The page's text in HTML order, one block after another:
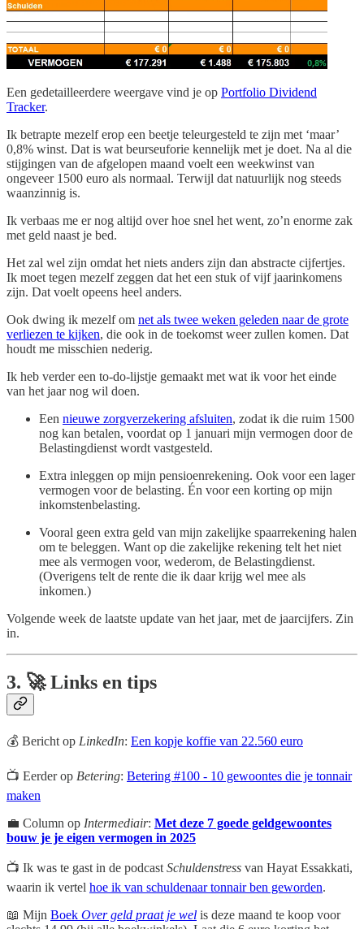
Een gedetailleerdere weergave vind je op Portfolio Dividend
Tracker.
Ik betrapte mezelf erop een beetje teleurgesteld te zijn met ‘maar’
0,8% winst. Dat is wat beurseuforie kennelijk met je doet. Na al die
stijgingen van de afgelopen maand voelt een weekwinst van
ongeveer 1500 euro als normaal. Terwijl dat natuurlijk nog steeds
waanzinnig is.
Ik verbaas me er nog altijd over hoe snel het went, zo’n enorme zak
met geld naast je bed.
Het zal wel zijn omdat het niets anders zijn dan abstracte cijfertjes.
Ik moet tegen mezelf zeggen dat het een stuk of vijf jaarinkomens
zijn. Dat voelt opeens heel anders.
Ook dwing ik mezelf om net als twee weken geleden naar de grote
verliezen te kijken, die ook in de toekomst weer zullen komen. Dat
houdt me misschien nederig.
Ik heb verder een to-do-lijstje gemaakt met wat ik voor het einde
van het jaar nog wil doen.
Een nieuwe zorgverzekering afsluiten, zodat ik die ruim 1500
nog kan betalen, voordat op 1 januari mijn vermogen door de
Belastingdienst wordt vastgesteld.
Extra inleggen op mijn pensioenrekening. Ook voor een lager
vermogen voor de belasting. Én voor een korting op mijn
inkomstenbelasting.
Vooral geen extra geld van mijn zakelijke spaarrekening halen
om te beleggen. Want op die zakelijke rekening telt het niet
mee als vermogen voor, wederom, de Belastingdienst.
(Overigens telt de rente die ik daar krijg wel mee als
inkomen.)
Volgende week de laatste update van het jaar, met de jaarcijfers. Zin
in.
3. 🚀Links en tips
💰 Bericht op LinkedIn: Een kopje koffie van 22.560 euro
📺 Eerder op Betering: Betering #100 - 10 gewoontes die je tonnair
maken
💼 Column op Intermediair: Met deze 7 goede geldgewoontes
bouw je je eigen vermogen in 2025
📺 Ik was te gast in de podcast Schuldenstress van Hayat Essakkati,
waarin ik vertel hoe ik van schuldenaar tonnair ben geworden.
📖 Mijn Boek Over geld praat je wel is deze maand te koop voor